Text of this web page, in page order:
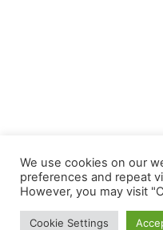
We use cookies on our
preferences and repeat
However, you may visit
Cookie Settings